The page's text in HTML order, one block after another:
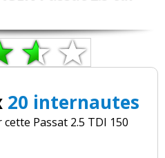
20 internautes
Passat 2.5 TDI 150